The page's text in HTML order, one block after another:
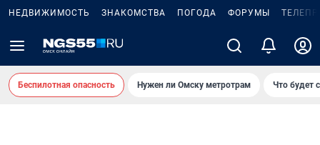
НЕДВИЖИМОСТЬ ЗНАКОМСТВА ПОГОДА ФОРУМЫ
Беспилотная опасность Нужен ли Омску метротрам Что будет